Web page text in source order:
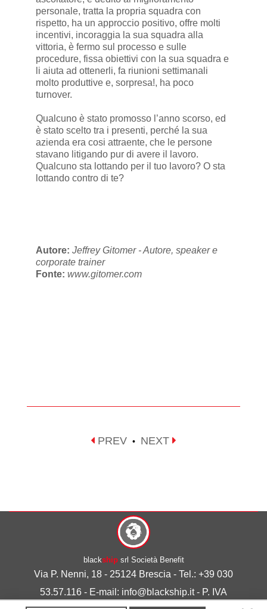
personale, tratta la propria squadra con
rispetto, ha un approccio positivo, offre molti
incentivi, incoraggia la sua squadra alla
vittoria, è fermo sul processo e sulle
procedure, fissa obiettivi con la sua squadra e
li aiuta ad ottenerli, fa riunioni settimanali
molto produttive e, sorpresa!, ha poco
turnover.
Qualcuno è stato promosso l’anno scorso, ed
è stato scelto tra i presenti, perché la sua
azienda era cosi attraente, che le persone
stavano litigando pur di avere il lavoro.
Qualcuno sta lottando per il tuo lavoro? O sta
lottando contro di te?
Autore: Jeffrey Gitomer - Autore, speaker e
corporate trainer
Fonte: www.gitomer.com
PREV • NEXT
blackshipsrl Società Benefit
Via P. Nenni, 18 - 25124 Brescia - Tel.: +39 030
53.57.116 - E-mail: info@blackship.it - P. IVA